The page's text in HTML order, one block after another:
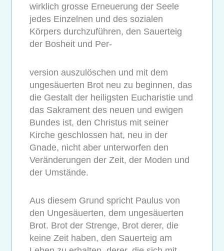
wirklich grosse Erneuerung der Seele
jedes Einzelnen und des sozialen
Körpers durchzuführen, den Sauerteig
der Bosheit und Per-
version auszulöschen und mit dem
ungesäuerten Brot neu zu beginnen, das
die Gestalt der heiligsten Eucharistie und
das Sakrament des neuen und ewigen
Bundes ist, den Christus mit seiner
Kirche geschlossen hat, neu in der
Gnade, nicht aber unterworfen den
Veränderungen der Zeit, der Moden und
der Umstände.
Aus diesem Grund spricht Paulus von
den Ungesäuerten, dem ungesäuerten
Brot. Brot der Strenge, Brot derer, die
keine Zeit haben, den Sauerteig am